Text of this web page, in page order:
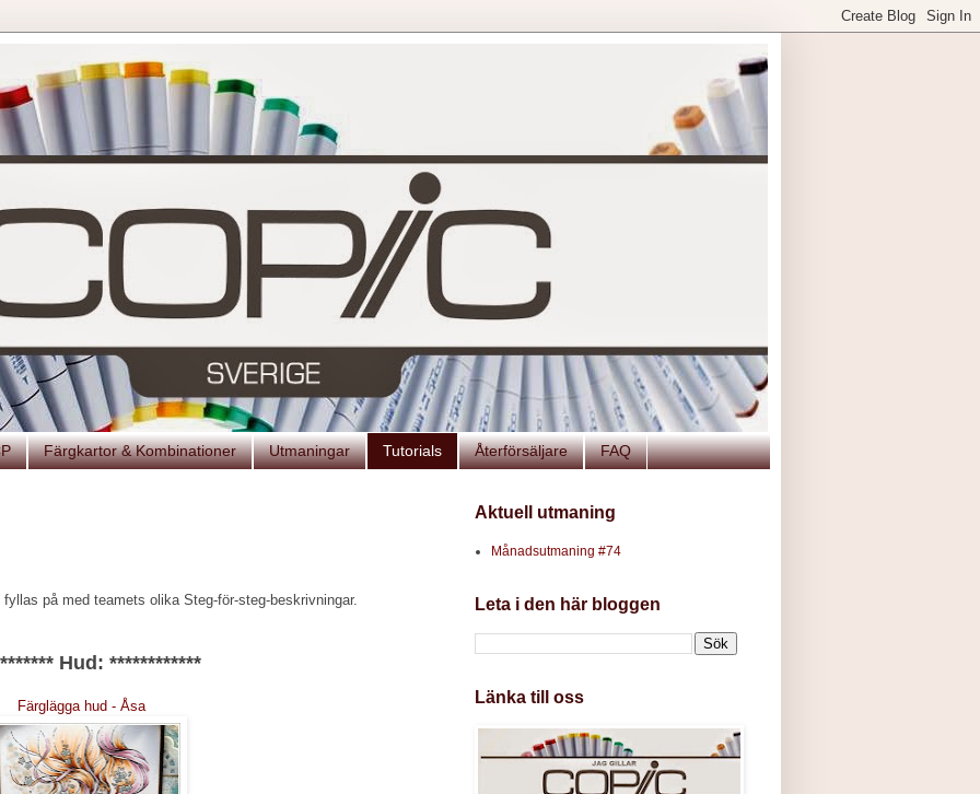
Färgkartor & Kombinationer Utmaningar Tutorials Återförsäljare FAQ
på med teamets olika Steg-för-steg-beskrivningar.
Hud: ************
Färglägga hud - Åsa
Aktuell utmaning
Månadsutmaning #74
Leta i den här bloggen
Länka till oss